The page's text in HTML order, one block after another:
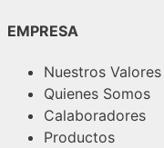
EMPRESA
Nuestros Valores
Quienes Somos
Calaboradores
Productos